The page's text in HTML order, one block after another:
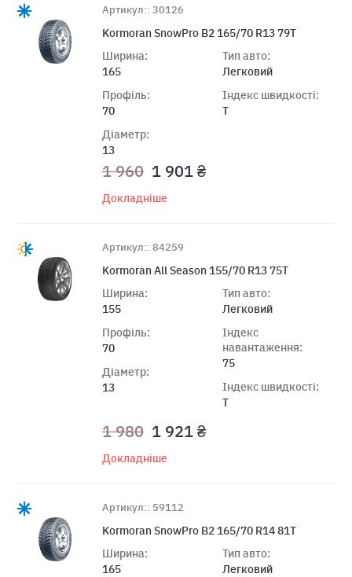
Артикул:: 30126
Kormoran SnowPro B2 165/70 R13 79T
Ширина:
165
Профіль:
70
Діаметр:
13
Тип авто:
Легковий
Індекс швидкості:
T
1 960 1 901 ₴
Докладніше
Артикул:: 84259
Kormoran All Season 155/70 R13 75T
Ширина:
155
Профіль:
70
Діаметр:
13
Тип авто:
Легковий
Індекс
навантаження:
75
Індекс швидкості:
T
1 980 1 921 ₴
Докладніше
Артикул:: 59112
Kormoran SnowPro B2 165/70 R14 81T
Ширина:
165
Тип авто:
Легковий